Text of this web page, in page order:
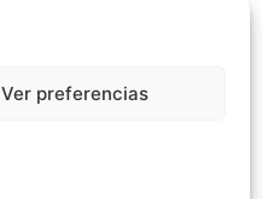
Ver preferencias